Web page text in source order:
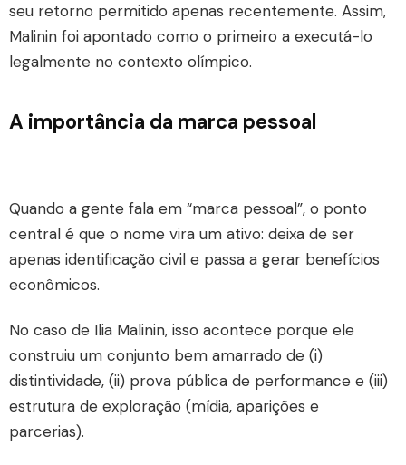
seu retorno permitido apenas recentemente. Assim,
Malinin foi apontado como o primeiro a executá-lo
legalmente no contexto olímpico.
A importância da marca pessoal
Quando a gente fala em “marca pessoal”, o ponto
central é que o nome vira um ativo: deixa de ser
apenas identificação civil e passa a gerar benefícios
econômicos.
No caso de Ilia Malinin, isso acontece porque ele
construiu um conjunto bem amarrado de (i)
distintividade, (ii) prova pública de performance e (iii)
estrutura de exploração (mídia, aparições e
parcerias).